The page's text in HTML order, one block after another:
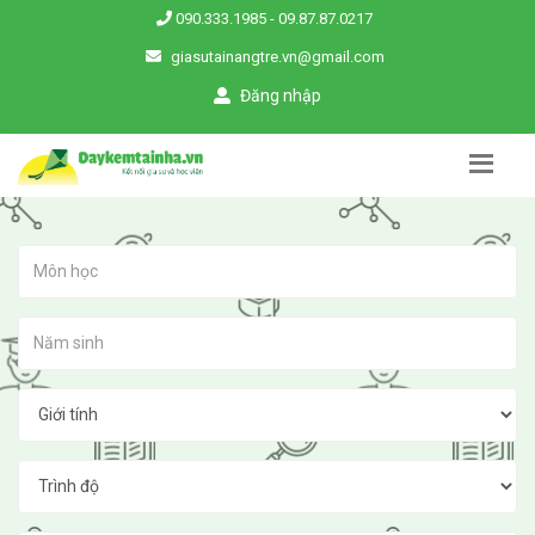
090.333.1985 - 09.87.87.0217
giasutainangtre.vn@gmail.com
Đăng nhập